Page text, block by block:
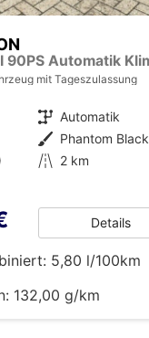
mit Tageszulassung
Getriebe Automatik
Außenfarbe Phantom Black
Kilometerstand 2 km
Details
5,80 l/100km
132,00 g/km